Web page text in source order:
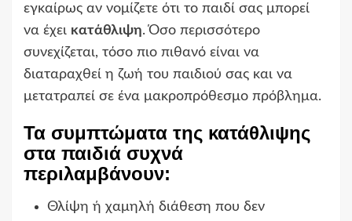
εγκαίρως αν νομίζετε ότι το παιδί σας μπορεί
να έχει κατάθλιψη. Όσο περισσότερο
συνεχίζεται, τόσο πιο πιθανό είναι να
διαταραχθεί η ζωή του παιδιού σας και να
μετατραπεί σε ένα μακροπρόθεσμο πρόβλημα.
Τα συμπτώματα της κατάθλιψης
στα παιδιά συχνά
περιλαμβάνουν:
Θλίψη ή χαμηλή διάθεση που δεν